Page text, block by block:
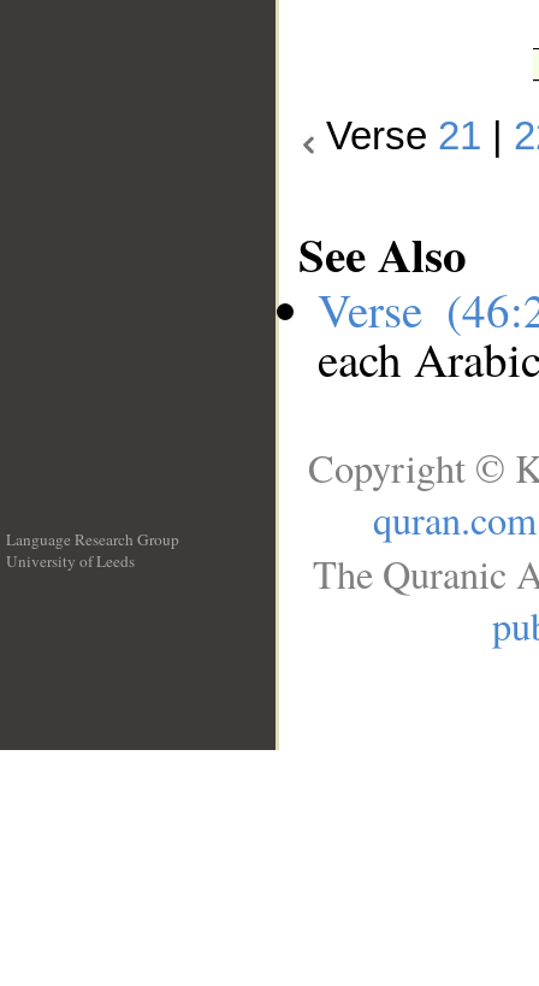
Verse 21
See Also
Verse
each
Language Research Group
University of Leeds
Copyright ©
quran.com
The Quranic